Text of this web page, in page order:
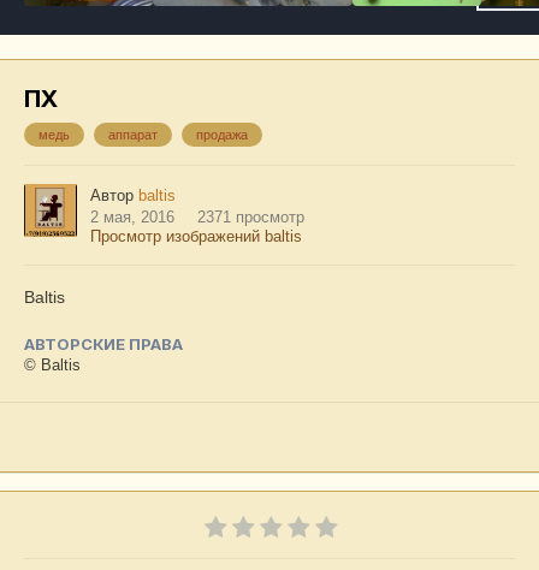
ПХ
медь аппарат продажа
Автор baltis
2 мая, 2016
2371 просмотр
Просмотр изображений baltis
Baltis
АВТОРСКИЕ ПРАВА
© Baltis